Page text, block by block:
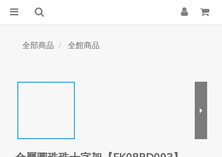
全部商品 全館商品